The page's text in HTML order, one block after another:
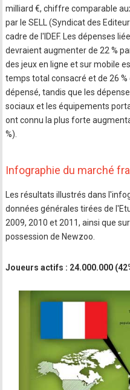
milliard €, chiffre comparable
par le SELL (Syndicat des
cadre de l'IDEF. Les dépenses
devraient augmenter de 22 %
des jeux en ligne et sur mobile
temps total consacré et de 26
dépensé, tandis que les
sociaux et les équipements
ont connu la plus forte
%).
Infographie du marché
Les résultats illustrés dans
données générales tirées de
2009, 2010 et 2011, ainsi que
possession de Newzoo.
Joueurs actifs : 24.000.000